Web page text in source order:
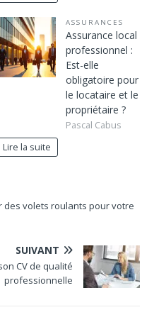
ASSURANCES
Assurance local
professionnel :
Est-elle
obligatoire pour
le locataire et le
propriétaire ?
Pascal Cabus
Lire la suite
des volets roulants pour votre
SUIVANT
CV de qualité
professionnelle